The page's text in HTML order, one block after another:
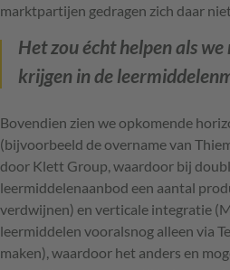
marktpartijen gedragen zich daar
Het zou écht helpen als
krijgen in de
Bovendien zien we opkomende
(bijvoorbeeld de overname van
door Klett Group, waardoor bij
leermiddelenaanbod een aantal
verdwijnen) en verticale integratie
leermiddelen vooralsnog alleen via
maken), waardoor het anders en